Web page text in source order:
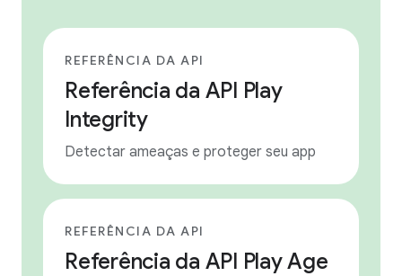
REFERÊNCIA DA API
Referência da API Play
Integrity
Detectar ameaças e proteger seu app
REFERÊNCIA DA API
Referência da API Play Age